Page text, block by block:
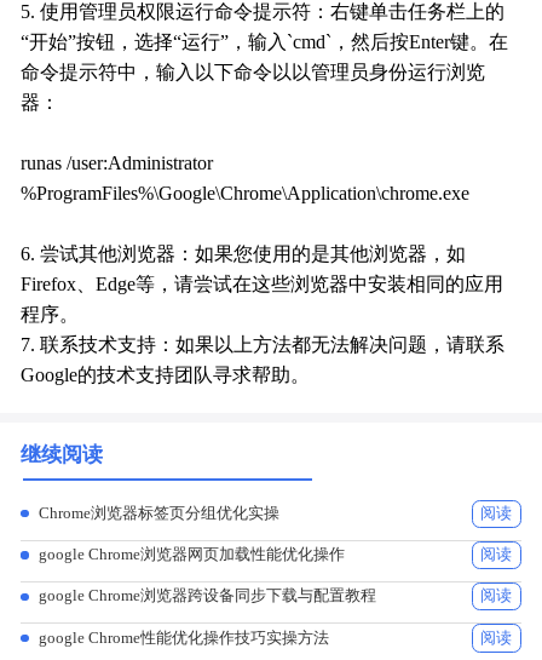
5. 使用管理员权限运行命令提示符：右键单击任务栏上的
“开始”按钮，选择“运行”，输入`cmd`，然后按Enter键。在
命令提示符中，输入以下命令以以管理员身份运行浏览
器：
runas /user:Administrator
%ProgramFiles%\Google\Chrome\Application\chrome.exe
6. 尝试其他浏览器：如果您使用的是其他浏览器，如
Firefox、Edge等，请尝试在这些浏览器中安装相同的应用
程序。
7. 联系技术支持：如果以上方法都无法解决问题，请联系
Google的技术支持团队寻求帮助。
继续阅读
Chrome浏览器标签页分组优化实操 阅读
google Chrome浏览器网页加载性能优化操作 阅读
google Chrome浏览器跨设备同步下载与配置教程 阅读
google Chrome性能优化操作技巧实操方法 阅读